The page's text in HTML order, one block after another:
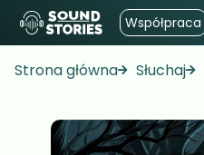
Współpraca
Strona główna Słuchaj